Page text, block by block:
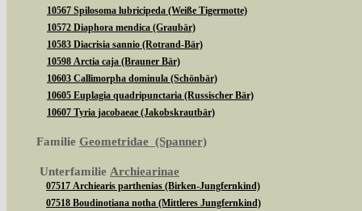
10567 Spilosoma lubricipeda (Weiße Tigermotte)
10572 Diaphora mendica (Graubär)
10583 Diacrisia sannio (Rotrand-Bär)
10598 Arctia caja (Brauner Bär)
10603 Callimorpha dominula (Schönbär)
10605 Euplagia quadripunctaria (Russischer Bär)
10607 Tyria jacobaeae (Jakobskrautbär)
Familie Geometridae (Spanner)
Unterfamilie Archiearinae
07517 Archiearis parthenias (Birken-Jungfernkind)
07518 Boudinotiana notha (Mittleres Jungfernkind)